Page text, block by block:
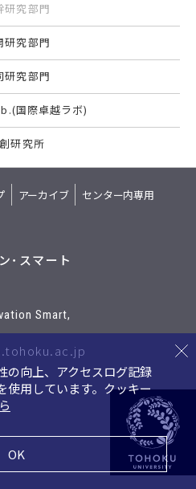
研究部門
研究部門
研究部門
国際卓越ラボ)
研究所
アーカイブ センター内専用
･スマート
Smart,
の向上、アクセスログ記録
用しています。 クッキー
OK